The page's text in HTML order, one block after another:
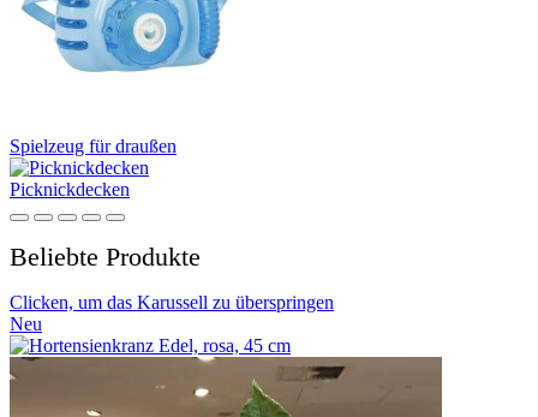
Spielzeug für draußen
Picknickdecken
Beliebte Produkte
Clicken, um das Karussell zu überspringen
Neu